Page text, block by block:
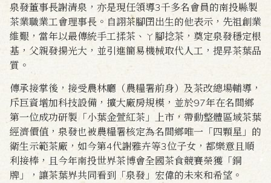
泉發董事長謝清泉，亦是現任領導3千多名會員的南投縣製
茶業職業工會理事長。自詡茶腳囝出生的他表示，先祖創業
維艱，當年以最傳統手工揉茶、ㄚ腳捻茶，奠定泉發穩定根
基，父親發揚光大，並引進簡易機械取代人工，提昇茶葉品
質。
傳承接掌後，接受農林廳（農糧署前身）及茶改總場輔導，
斥巨資增加科技設備，擴大廠房規模，並於97年在名間鄉
第一位成功研製「小葉金萱紅茶」上市，帶動整體區域茶葉
經濟價值，泉發也被農糧署核定為名間鄉唯一「四顆星」的
衛生示範茶廠，如今第4代謝雅卉等3位子女，都樂意且順
利接棒，且今年南投世界茶博會全國茶食競賽榮獲「銅
牌」，讓茶葉界共同看到「泉發」宏偉的未來和希望。